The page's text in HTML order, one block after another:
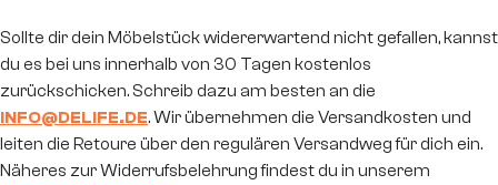
Sollte dir dein Möbelstück widererwartend nicht gefallen, kannst
du es bei uns innerhalb von 30 Tagen kostenlos
zurückschicken. Schreib dazu am besten an die
INFO@DELIFE.DE. Wir übernehmen die Versandkosten und
leiten die Retoure über den regulären Versandweg für dich ein.
Näheres zur Widerrufsbelehrung findest du in unserem